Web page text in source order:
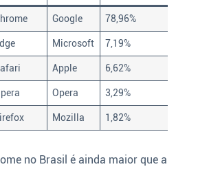
Google 78,96%
Microsoft 7,19%
Apple 6,62%
Opera 3,29%
Mozilla 1,82%
no Brasil é ainda maior que a